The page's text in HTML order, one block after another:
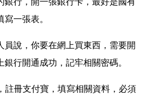
一張表。
員說，你要在網上買東西，需要開
行開通成功，記牢相關密碼。
註冊支付寶，填寫相關資料，必須